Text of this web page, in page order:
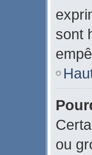
sont
ou